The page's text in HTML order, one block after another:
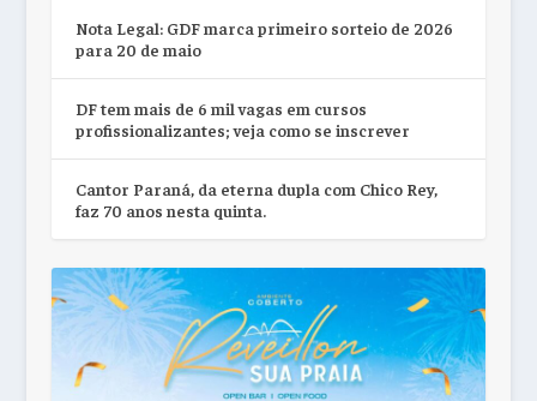
Nota Legal: GDF marca primeiro sorteio de 2026
para 20 de maio
DF tem mais de 6 mil vagas em cursos
profissionalizantes; veja como se inscrever
Cantor Paraná, da eterna dupla com Chico Rey,
faz 70 anos nesta quinta.